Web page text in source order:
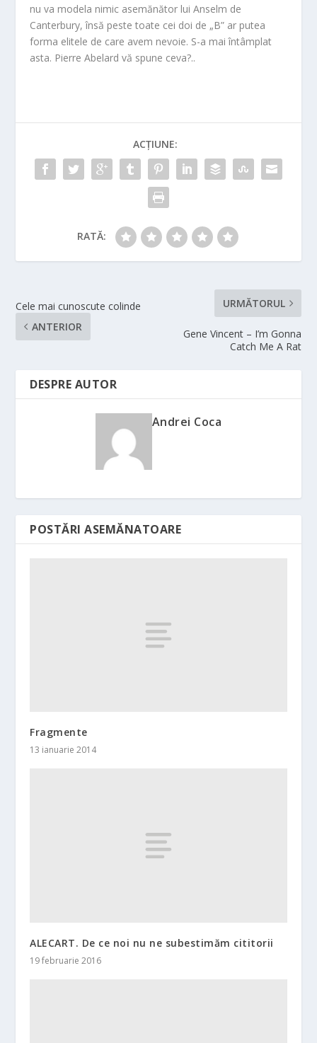
nu va modela nimic asemănător lui Anselm de
Canterbury, însă peste toate cei doi de „B” ar putea
forma elitele de care avem nevoie. S-a mai întâmplat
asta. Pierre Abelard vă spune ceva?..
ACȚIUNE:
RATĂ:
Cele mai cunoscute colinde
ANTERIOR
URMĂTORUL
Gene Vincent – I’m Gonna
Catch Me A Rat
DESPRE AUTOR
Andrei Coca
POSTĂRI ASEMĂNATOARE
Fragmente
13 ianuarie 2014
ALECART. De ce noi nu ne subestimăm cititorii
19 februarie 2016